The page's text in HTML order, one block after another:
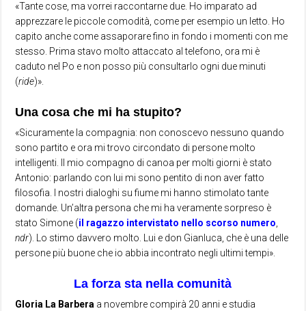
«Tante cose, ma vorrei raccontarne due. Ho imparato ad
apprezzare le piccole comodità, come per esempio un letto. Ho
capito anche come assaporare fino in fondo i momenti con me
stesso. Prima stavo molto attaccato al telefono, ora mi è
caduto nel Po e non posso più consultarlo ogni due minuti
(ride)».
Una cosa che mi ha stupito?
«Sicuramente la compagnia: non conoscevo nessuno quando
sono partito e ora mi trovo circondato di persone molto
intelligenti. Il mio compagno di canoa per molti giorni è stato
Antonio: parlando con lui mi sono pentito di non aver fatto
filosofia. I nostri dialoghi su fiume mi hanno stimolato tante
domande. Un’altra persona che mi ha veramente sorpreso è
stato Simone (il ragazzo intervistato nello scorso numero
ndr). Lo stimo davvero molto. Lui e don Gianluca, che è una delle
persone più buone che io abbia incontrato negli ultimi tempi».
La forza sta nella comunità
Gloria La Barbera a novembre compirà 20 anni e studia